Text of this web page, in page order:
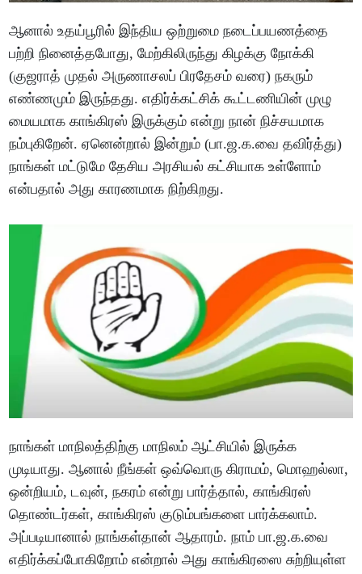
ஆனால் உதய்பூரில் இந்திய ஒற்றுமை நடைப்பயணத்தை
பற்றி நினைத்தபோது, மேற்கிலிருந்து கிழக்கு நோக்கி
(குஜராத் முதல் அருணாசலப் பிரதேசம் வரை) நகரும்
எண்ணமும் இருந்தது. எதிர்க்கட்சிக் கூட்டணியின் முழு
மையமாக காங்கிரஸ் இருக்கும் என்று நான் நிச்சயமாக
நம்புகிறேன். ஏனென்றால் இன்றும் (பா.ஜ.க.வை தவிர்த்து)
நாங்கள் மட்டுமே தேசிய அரசியல் கட்சியாக உள்ளோம்
என்பதால் அது காரணமாக நிற்கிறது.
நாங்கள் மாநிலத்திற்கு மாநிலம் ஆட்சியில் இருக்க
முடியாது. ஆனால் நீங்கள் ஒவ்வொரு கிராமம், மொஹல்லா,
ஒன்றியம், டவுன், நகரம் என்று பார்த்தால், காங்கிரஸ்
தொண்டர்கள், காங்கிரஸ் குடும்பங்களை பார்க்கலாம்.
அப்படியானால் நாங்கள்தான் ஆதாரம். நாம் பா.ஜ.க.வை
எதிர்க்கப்போகிறோம் என்றால் அது காங்கிரஸை சுற்றியுள்ள